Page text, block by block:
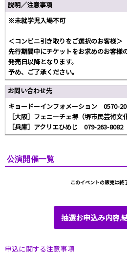
説明／注意事項
※未就学児入場不可
＜コンビニ引き取りをご選択のお客様＞
先行期間中にチケットをお求めのお客様
発売日以降となります。
予め、ご了承ください。
お問い合わせ先
キョードーインフォメーション 0570-
［大阪］フェニーチェ堺（堺市民芸術
［兵庫］アクリエひめじ 079-263-8082
公演開催一覧
このイベントの販売は終
抽選お申込み内容.
申込に関する注意事項